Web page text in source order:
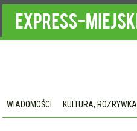
WIADOMOŚCI KULTURA, ROZRYWKA